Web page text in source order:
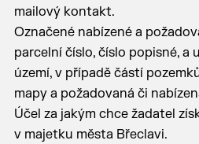
mailový kontakt.
Označené nabízené a
parcelní číslo, číslo popisné, a
území, v případě částí
mapy a požadovaná či
Účel za jakým chce žadatel
v majetku města Břeclavi.